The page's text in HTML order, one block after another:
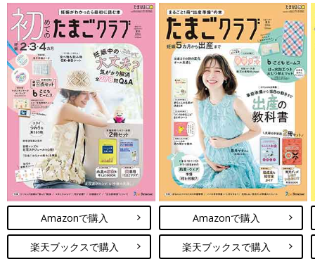
Amazonで購入
楽天ブックスで購入
Amazonで購入
楽天ブックスで購入